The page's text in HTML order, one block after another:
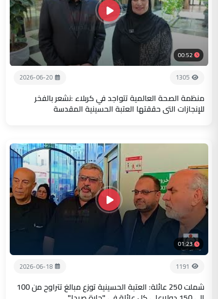
00:52
1305
2026-06-20
منظمة الصحة العالمية تتواجد في كربلاء :نشعر بالفخر
للإنجازات التي حققتها العتبة الحسينية المقدسة
01:23
1191
2026-06-18
شملت 250 عائلة: العتبة الحسينية توزع مبالغ تتراوح من 100